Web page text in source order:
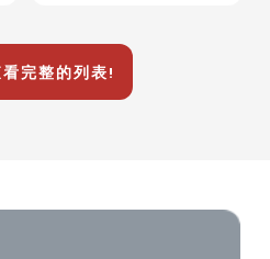
完整的列表!